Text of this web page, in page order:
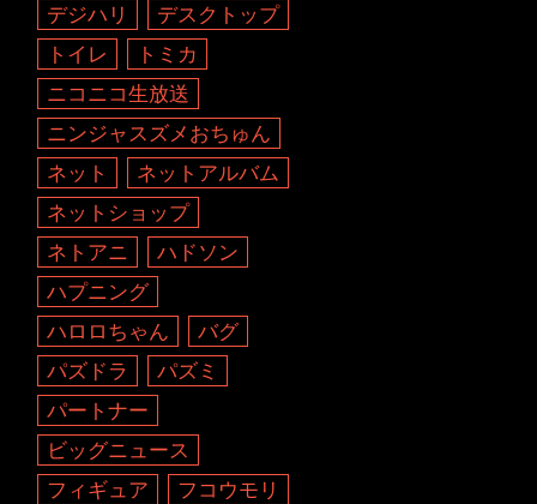
デジハリ
デスクトップ
トイレ
トミカ
ニコニコ生放送
ニンジャスズメおちゅん
ネット
ネットアルバム
ネットショップ
ネトアニ
ハドソン
ハプニング
ハロロちゃん
バグ
パズドラ
パズミ
パートナー
ビッグニュース
フィギュア
フコウモリ